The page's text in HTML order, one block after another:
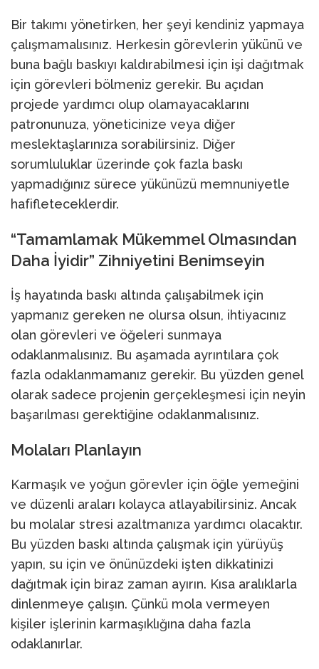
Bir takımı yönetirken, her şeyi kendiniz yapmaya
çalışmamalısınız. Herkesin görevlerin yükünü ve
buna bağlı baskıyı kaldırabilmesi için işi dağıtmak
için görevleri bölmeniz gerekir. Bu açıdan
projede yardımcı olup olamayacaklarını
patronunuza, yöneticinize veya diğer
meslektaşlarınıza sorabilirsiniz. Diğer
sorumluluklar üzerinde çok fazla baskı
yapmadığınız sürece yükünüzü memnuniyetle
hafifleteceklerdir.
“Tamamlamak Mükemmel Olmasından
Daha İyidir” Zihniyetini Benimseyin
İş hayatında baskı altında çalışabilmek için
yapmanız gereken ne olursa olsun, ihtiyacınız
olan görevleri ve öğeleri sunmaya
odaklanmalısınız. Bu aşamada ayrıntılara çok
fazla odaklanmamanız gerekir. Bu yüzden genel
olarak sadece projenin gerçekleşmesi için neyin
başarılması gerektiğine odaklanmalısınız.
Molaları Planlayın
Karmaşık ve yoğun görevler için öğle yemeğini
ve düzenli araları kolayca atlayabilirsiniz. Ancak
bu molalar stresi azaltmanıza yardımcı olacaktır.
Bu yüzden baskı altında çalışmak için yürüyüş
yapın, su için ve önünüzdeki işten dikkatinizi
dağıtmak için biraz zaman ayırın. Kısa aralıklarla
dinlenmeye çalışın. Çünkü mola vermeyen
kişiler işlerinin karmaşıklığına daha fazla
odaklanırlar.